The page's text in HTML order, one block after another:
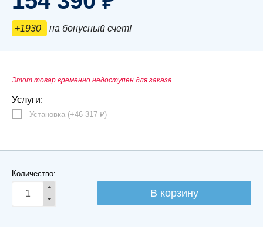
+1930 на бонусный счет!
Этот товар временно недоступен для заказа
Услуги:
Установка (+46 317 ₽)
Количество: